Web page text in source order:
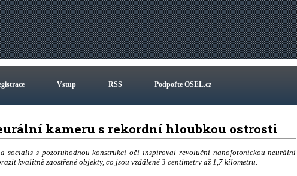
Vstup RSS Podpořte OSEL.cz
kameru s rekordní hloubkou ostrosti
socialis s pozoruhodnou konstrukcí očí inspiroval revoluční nanofotonickou neurální
kvalitně zaostřené objekty, co jsou vzdálené 3 centimetry až 1,7 kilometru.